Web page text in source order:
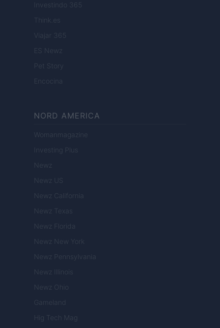
Investindo 365
Think.es
Viajar 365
ES Newz
Pet Story
Encocina
NORD AMERICA
Womanmagazine
Investing Plus
Newz
Newz US
Newz California
Newz Texas
Newz Florida
Newz New York
Newz Pennsylvania
Newz Illinois
Newz Ohio
Gameland
Hig Tech Mag